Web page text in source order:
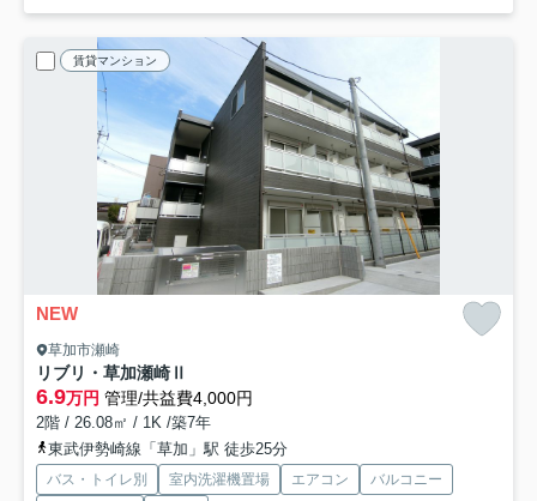
賃貸マンション
NEW
草加市瀬崎
リブリ・草加瀬崎Ⅱ
6.9万円 管理/共益費4,000円
2階 / 26.08㎡ / 1K /築7年
東武伊勢崎線「草加」駅 徒歩25分
バス・トイレ別 室内洗濯機置場 エアコン
バルコニー